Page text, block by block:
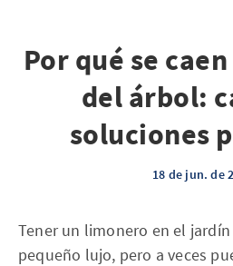
Por qué se
del árbol:
soluciones
18 de jun. de
Tener un limonero en el
pequeño lujo, pero a veces